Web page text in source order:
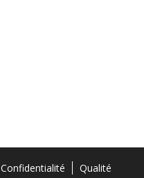
Confidentialité
Qualité